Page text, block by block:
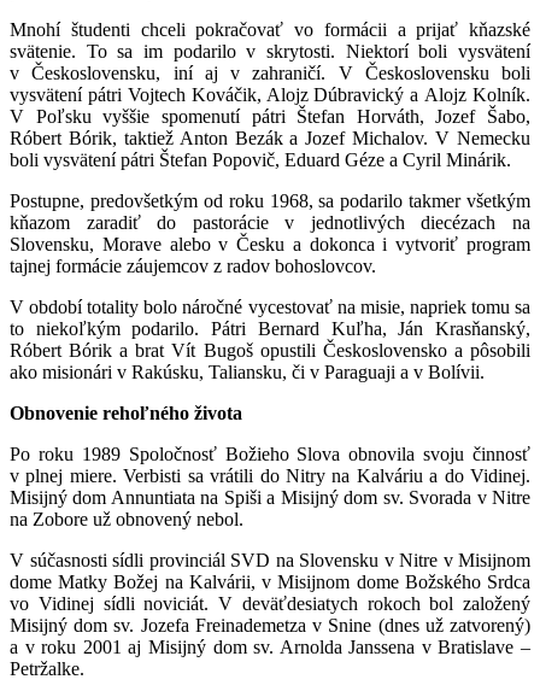
Mnohí študenti chceli pokračovať vo formácii a prijať kňazské
svätenie. To sa im podarilo v skrytosti. Niektorí boli vysvätení
v Československu, iní aj v zahraničí. V Československu boli
vysvätení pátri Vojtech Kováčik, Alojz Dúbravický a Alojz Kolník.
V Poľsku vyššie spomenutí pátri Štefan Horváth, Jozef Šabo,
Róbert Bórik, taktiež Anton Bezák a Jozef Michalov. V Nemecku
boli vysvätení pátri Štefan Popovič, Eduard Géze a Cyril Minárik.
Postupne, predovšetkým od roku 1968, sa podarilo takmer všetkým
kňazom zaradiť do pastorácie v jednotlivých diecézach na
Slovensku, Morave alebo v Česku a dokonca i vytvoriť program
tajnej formácie záujemcov z radov bohoslovcov.
V období totality bolo náročné vycestovať na misie, napriek tomu sa
to niekoľkým podarilo. Pátri Bernard Kuľha, Ján Krasňanský,
Róbert Bórik a brat Vít Bugoš opustili Československo a pôsobili
ako misionári v Rakúsku, Taliansku, či v Paraguaji a v Bolívii.
Obnovenie rehoľného života
Po roku 1989 Spoločnosť Božieho Slova obnovila svoju činnosť
v plnej miere. Verbisti sa vrátili do Nitry na Kalváriu a do Vidinej.
Misijný dom Annuntiata na Spiši a Misijný dom sv. Svorada v Nitre
na Zobore už obnovený nebol.
V súčasnosti sídli provinciál SVD na Slovensku v Nitre v Misijnom
dome Matky Božej na Kalvárii, v Misijnom dome Božského Srdca
vo Vidinej sídli noviciát. V deväťdesiatych rokoch bol založený
Misijný dom sv. Jozefa Freinademetza v Snine (dnes už zatvorený)
a v roku 2001 aj Misijný dom sv. Arnolda Janssena v Bratislave –
Petržalke.